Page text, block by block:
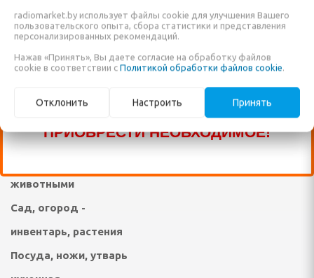
ПРОДАЖЕ ЕЩЁ МНОГО ДРУГИХ
НЕ ВНЕСЕНЫ В НАШ КАТАЛОГ!
ЗВОНИТЕ ПО НАШИМ ТЕЛЕФОНАМ, ИЛИ
ПИШИТЕ В ЧАТ И МЫ ПОМОЖЕМ ВАМ
ПРИОБРЕСТИ НЕОБХОДИМОЕ!
и ванны
гаджетов
Техника для уборки
Техника для стирки,
ухода за одеждой,
уходу за телом, личная
животными
Сад, огород -
инвентарь, растения
Посуда, ножи, утварь
radiomarket.by использует файлы cookie для улучшения Вашего
пользовательского опыта, сбора статистики и представления
персонализированных рекомендаций.
Нажав «Принять», Вы даете согласие на обработку файлов
cookie в соответствии с Политикой обработки файлов cookie.
Отклонить Настроить Принять